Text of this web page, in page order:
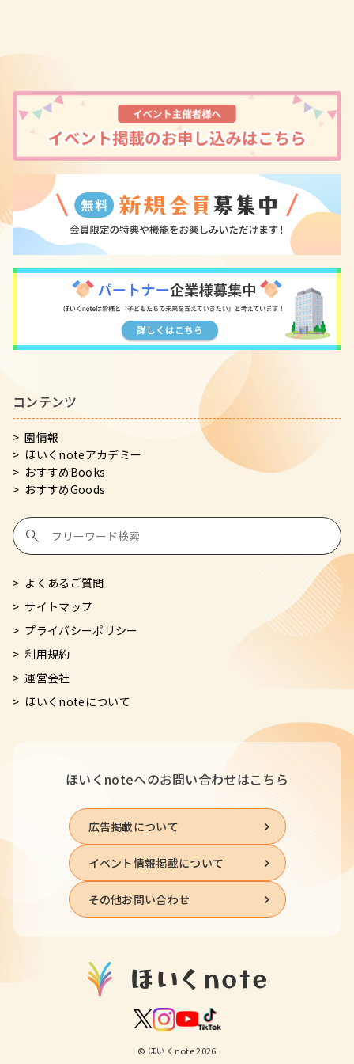
コンテンツ
園情報
ほいくnoteアカデミー
おすすめBooks
おすすめGoods
よくあるご質問
サイトマップ
プライバシーポリシー
利用規約
運営会社
ほいくnoteについて
ほいくnoteへのお問い合わせはこちら
広告掲載について
イベント情報掲載について
その他お問い合わせ
© ほいくnote 2026